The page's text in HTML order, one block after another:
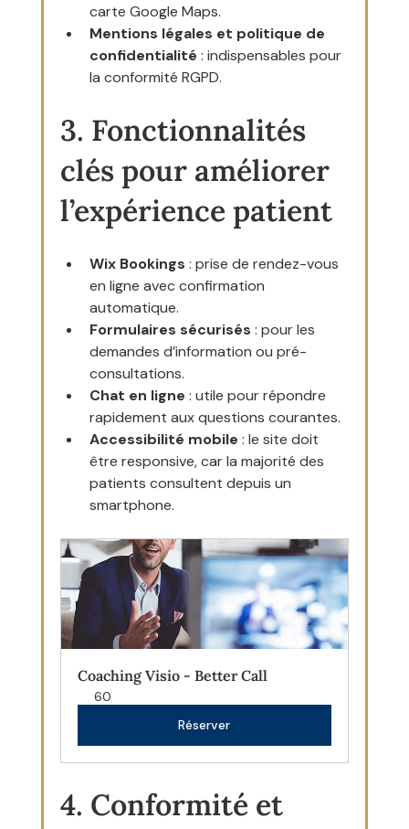
carte Google Maps.
Mentions légales et politique de
confidentialité : indispensables pour
la conformité RGPD.
3. Fonctionnalités
clés pour améliorer
l’expérience patient
Wix Bookings : prise de rendez-vous
en ligne avec confirmation
automatique.
Formulaires sécurisés : pour les
demandes d’information ou pré-
consultations.
Chat en ligne : utile pour répondre
rapidement aux questions courantes.
Accessibilité mobile : le site doit
être responsive, car la majorité des
patients consultent depuis un
smartphone.
Coaching Visio - Better Call
60
Réserver
4. Conformité et